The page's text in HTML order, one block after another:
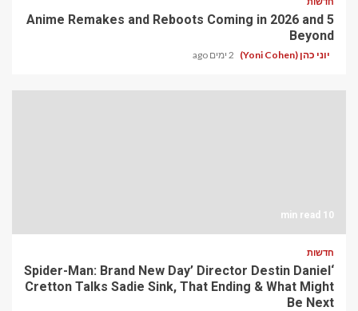
5 Anime Remakes and Reboots Coming in 2026 and
Beyond
יוני כהן (Yoni Cohen) 2 ימים ago
10 min read
חדשות
‘Spider-Man: Brand New Day’ Director Destin Daniel
Cretton Talks Sadie Sink, That Ending & What Might
Be Next